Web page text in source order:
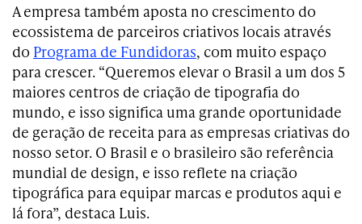
A empresa também aposta no crescimento do
ecossistema de parceiros criativos locais através
do Programa de Fundidoras, com muito espaço
para crescer. “Queremos elevar o Brasil a um dos 5
maiores centros de criação de tipografia do
mundo, e isso significa uma grande oportunidade
de geração de receita para as empresas criativas do
nosso setor. O Brasil e o brasileiro são referência
mundial de design, e isso reflete na criação
tipográfica para equipar marcas e produtos aqui e
lá fora”, destaca Luis.